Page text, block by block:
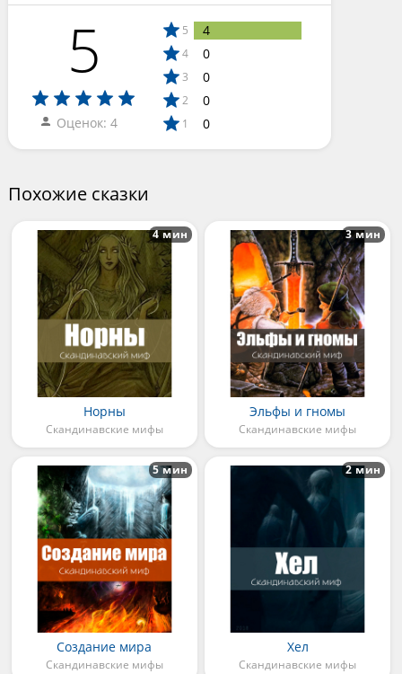
5
Оценок: 4
5 4
4 0
3 0
2 0
1 0
Похожие сказки
Норны
Скандинавские мифы
4 мин
Эльфы и гномы
Скандинавские мифы
3 мин
Создание мира
Скандинавские мифы
5 мин
Хел
Скандинавские мифы
2 мин